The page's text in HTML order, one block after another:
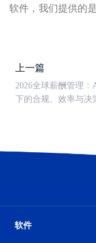
软件，我们提供的
上一篇
2026全球薪酬管理：
下的合规、效率与决
软件